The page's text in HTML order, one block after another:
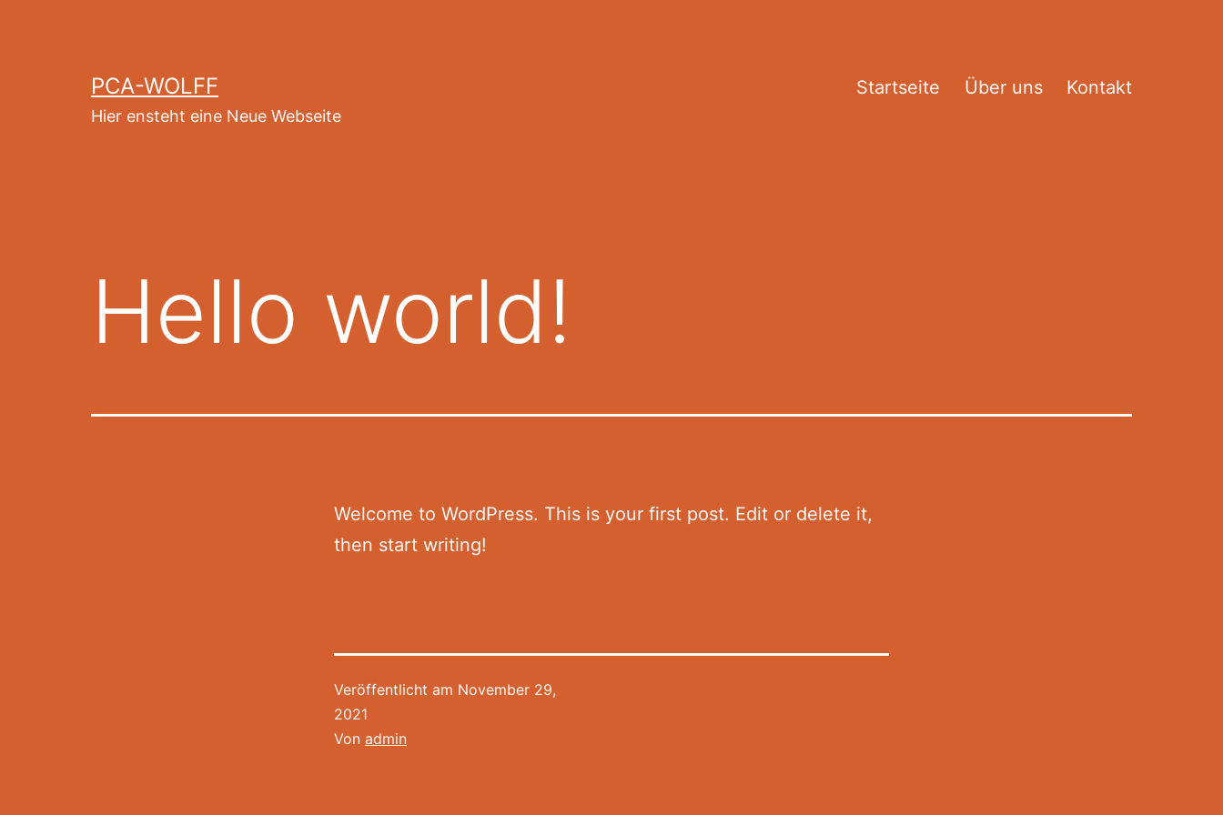
PCA-WOLFF
Hier ensteht eine Neue Webseite
Startseite Über uns Kontakt
Hello world!
Welcome to WordPress. This is your first post. Edit or delete it,
then start writing!
Veröffentlicht am November 29,
2021
Von admin